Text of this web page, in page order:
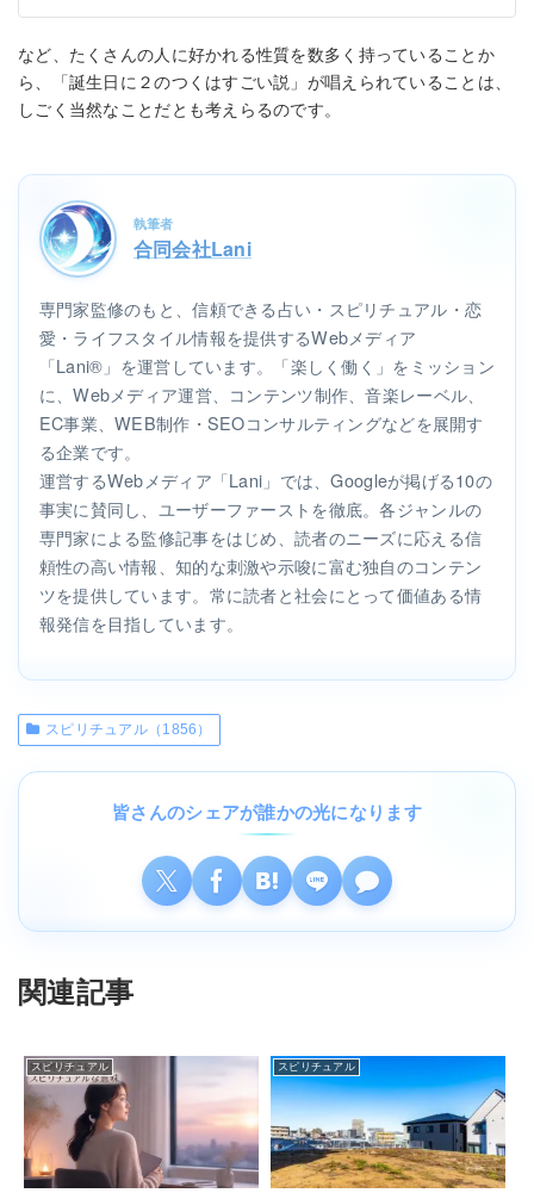
など、たくさんの人に好かれる性質を数多く持っていることか
ら、「誕生日に２のつくはすごい説」が唱えられていることは、
しごく当然なことだとも考えらるのです。
執筆者
合同会社Lani
専門家監修のもと、信頼できる占い・スピリチュアル・恋
愛・ライフスタイル情報を提供するWebメディア
「Lani®」を運営しています。「楽しく働く」をミッション
に、Webメディア運営、コンテンツ制作、音楽レーベル、
EC事業、WEB制作・SEOコンサルティングなどを展開す
る企業です。
運営するWebメディア「Lani」では、Googleが掲げる10の
事実に賛同し、ユーザーファーストを徹底。各ジャンルの
専門家による監修記事をはじめ、読者のニーズに応える信
頼性の高い情報、知的な刺激や示唆に富む独自のコンテン
ツを提供しています。常に読者と社会にとって価値ある情
報発信を目指しています。
スピリチュアル（1856）
皆さんのシェアが誰かの光になります
関連記事
スピリチュアル スピリチュアル